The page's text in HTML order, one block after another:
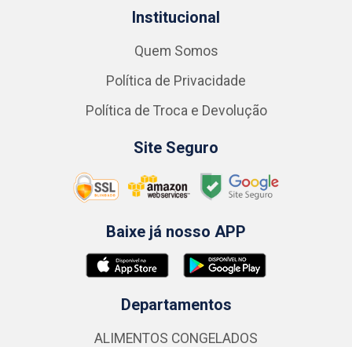
Institucional
Quem Somos
Política de Privacidade
Política de Troca e Devolução
Site Seguro
Baixe já nosso APP
Departamentos
ALIMENTOS CONGELADOS